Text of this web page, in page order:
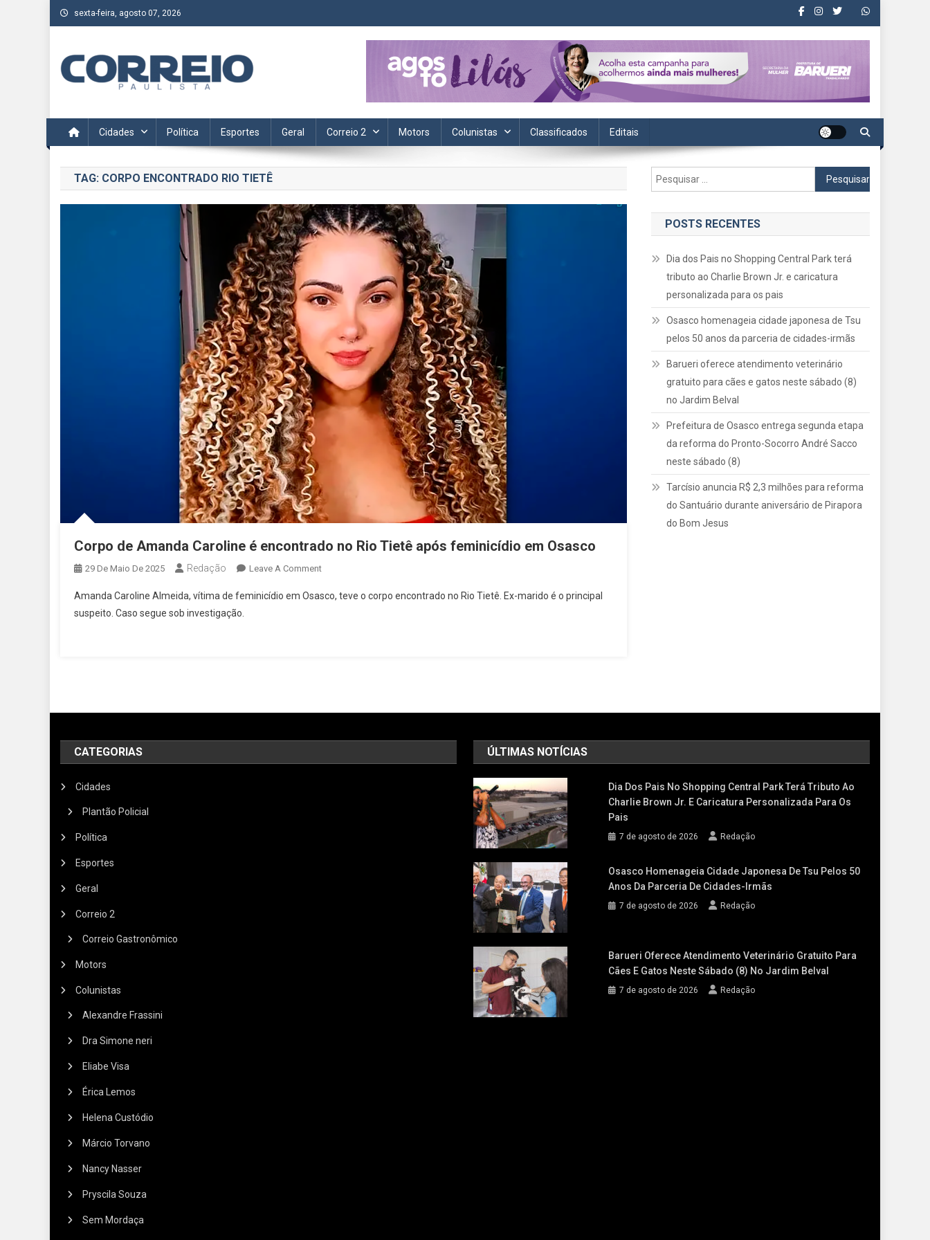
Skip
to
sexta-feira, agosto 07, 2026
Acompanhe as últimas notícias da região no Correio Paulista. Informação, política, saúde, economia, esportes e cotidiano.
Cidades Política Esportes Geral Correio 2 Motors Colunistas Classificados Editais
TAG: CORPO ENCONTRADO RIO TIETÊ
Corpo de Amanda Caroline é encontrado no Rio Tietê após feminicídio em Osasco
29 De Maio De 2025 Redação Leave A CommentOn
De
Tietê
Feminicídio
Amanda Caroline Almeida, vítima de feminicídio em Osasco, teve o corpo encontrado no Rio Tietê. Ex-marido é o principal
suspeito. Caso segue sob investigação.
Pesquisar
por:
POSTS RECENTES
Dia dos Pais no Shopping Central Park terá
tributo ao Charlie Brown Jr. e caricatura
personalizada para os pais
Osasco homenageia cidade japonesa de Tsu
pelos 50 anos da parceria de cidades-irmãs
Barueri oferece atendimento veterinário
gratuito para cães e gatos neste sábado (8)
no Jardim Belval
Prefeitura de Osasco entrega segunda etapa
da reforma do Pronto-Socorro André Sacco
neste sábado (8)
Tarcísio anuncia R$ 2,3 milhões para reforma
do Santuário durante aniversário de Pirapora
do Bom Jesus
CATEGORIAS
Cidades
Plantão Policial
Política
Esportes
Geral
Correio 2
Correio Gastronômico
Motors
Colunistas
Alexandre Frassini
Dra Simone neri
Eliabe Visa
Érica Lemos
Helena Custódio
Márcio Torvano
Nancy Nasser
Pryscila Souza
Sem Mordaça
ÚLTIMAS NOTÍCIAS
Dia Dos Pais No Shopping Central Park Terá Tributo Ao
Charlie Brown Jr. E Caricatura Personalizada Para Os
Pais
7 de agosto de 2026 Redação
Osasco Homenageia Cidade Japonesa De Tsu Pelos 50
Anos Da Parceria De Cidades-Irmãs
7 de agosto de 2026 Redação
Barueri Oferece Atendimento Veterinário Gratuito Para
Cães E Gatos Neste Sábado (8) No Jardim Belval
7 de agosto de 2026 Redação